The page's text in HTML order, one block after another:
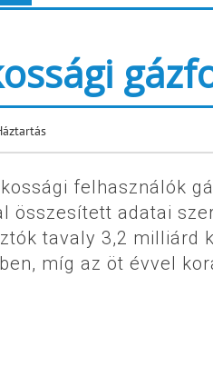
felhasználók
összesített adatai
tavaly 3,2 milliárd
míg az öt évvel